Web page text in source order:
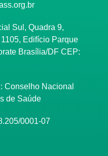
Sul, Quadra 9,
Edifício Parque
Brasília/DF CEP:
Conselho Nacional
de Saúde
0001-07